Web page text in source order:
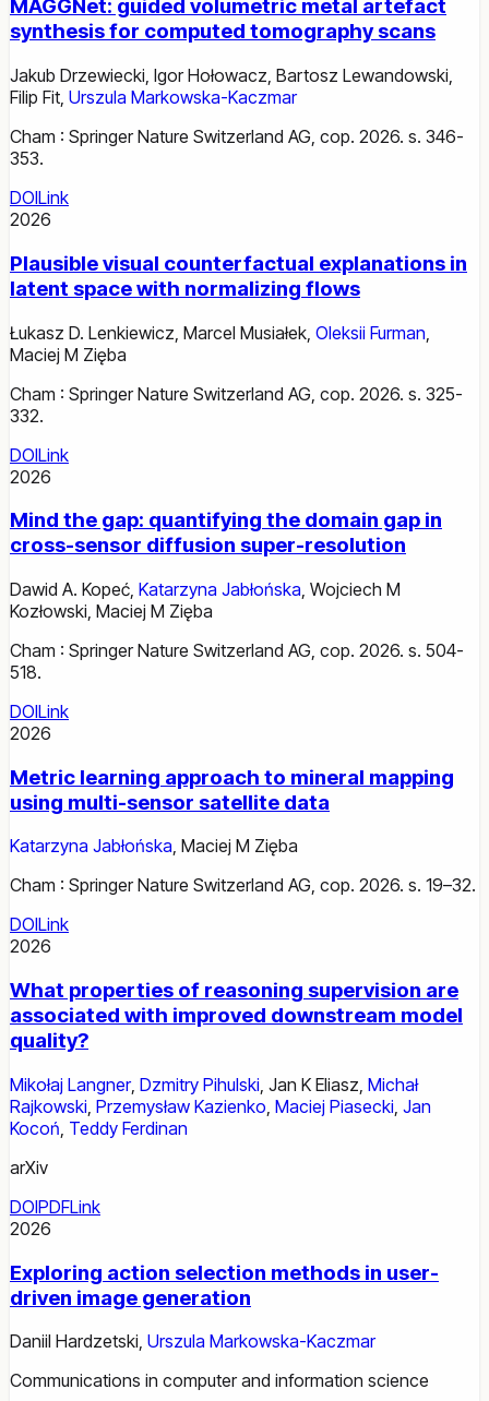
MAGGNet: guided volumetric metal artefact
synthesis for computed tomography scans
Jakub Drzewiecki, Igor Hołowacz, Bartosz Lewandowski,
Filip Fit, Urszula Markowska-Kaczmar
Cham : Springer Nature Switzerland AG, cop. 2026. s. 346-
353.
DOILink
2026
Plausible visual counterfactual explanations in
latent space with normalizing flows
Łukasz D. Lenkiewicz Marcel Musiałek Oleksii Furman
Maciej M Zięba
Cham : Springer Nature Switzerland AG, cop. 2026. s. 325-
332.
DOILink
2026
Mind the gap: quantifying the domain gap in
cross-sensor diffusion super-resolution
Dawid A. Kopeć Katarzyna Jabłońska Wojciech M
Kozłowski Maciej M Zięba
Cham : Springer Nature Switzerland AG, cop. 2026. s. 504-
518.
DOILink
2026
Metric learning approach to mineral mapping
using multi-sensor satellite data
Katarzyna Jabłońska, Maciej M Zięba
Cham : Springer Nature Switzerland AG, cop. 2026. s. 19–32.
DOILink
2026
What properties of reasoning supervision are
associated with improved downstream model
quality?
Mikołaj Langner, Dzmitry Pihulski Jan K Eliasz Michał
Rajkowski Przemysław Kazienko Maciej Piasecki Jan
Kocoń Teddy Ferdinan
arXiv
DOIPDFLink
2026
Exploring action selection methods in user-
driven image generation
Daniil Hardzetski, Urszula Markowska-Kaczmar
Communications in computer and information science